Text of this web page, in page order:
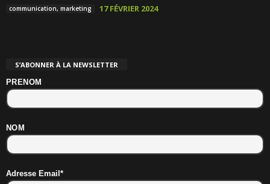
communication, marketing 17 FÉVRIER 2024
S’ABONNER À LA NEWSLETTER
PRENOM
NOM
Adresse Email*